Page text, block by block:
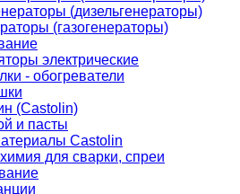
(дизельгенераторы)
(газогенераторы)
электрические
- обогреватели
(Castolin)
и пасты
Castolin
для сварки, спреи